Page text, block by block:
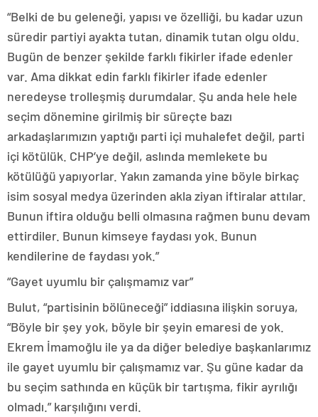
“Belki de bu geleneği, yapısı ve özelliği, bu kadar uzun
süredir partiyi ayakta tutan, dinamik tutan olgu oldu.
Bugün de benzer şekilde farklı fikirler ifade edenler
var. Ama dikkat edin farklı fikirler ifade edenler
neredeyse trolleşmiş durumdalar. Şu anda hele hele
seçim dönemine girilmiş bir süreçte bazı
arkadaşlarımızın yaptığı parti içi muhalefet değil, parti
içi kötülük. CHP’ye değil, aslında memlekete bu
kötülüğü yapıyorlar. Yakın zamanda yine böyle birkaç
isim sosyal medya üzerinden akla ziyan iftiralar attılar.
Bunun iftira olduğu belli olmasına rağmen bunu devam
ettirdiler. Bunun kimseye faydası yok. Bunun
kendilerine de faydası yok.”
“Gayet uyumlu bir çalışmamız var”
Bulut, “partisinin bölüneceği” iddiasına ilişkin soruya,
“Böyle bir şey yok, böyle bir şeyin emaresi de yok.
Ekrem İmamoğlu ile ya da diğer belediye başkanlarımız
ile gayet uyumlu bir çalışmamız var. Şu güne kadar da
bu seçim sathında en küçük bir tartışma, fikir ayrılığı
olmadı.” karşılığını verdi.